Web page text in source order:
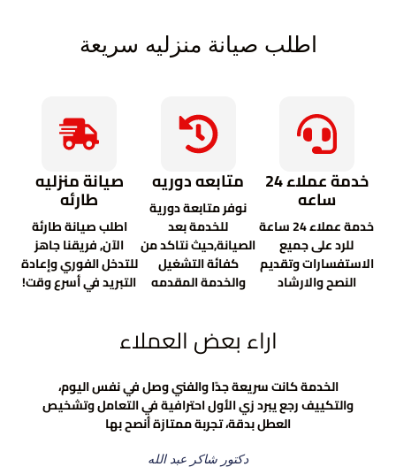
اطلب صيانة منزليه سريعة
خدمة عملاء 24
ساعه
خدمة عملاء 24 ساعة
للرد على جميع
الاستفسارات وتقديم
النصح والارشاد
متابعه دوريه
نوفر متابعة دورية
للخدمة بعد
الصيانة,حيث نتاكد من
كفائة التشغيل
والخدمة المقدمه
صيانة منزليه
طارئه
اطلب صيانة طارئة
الآن, فريقنا جاهز
للتدخل الفوري وإعادة
التبريد في أسرع وقت!
اراء بعض العملاء
الخدمة كانت سريعة جدًا والفني وصل في نفس اليوم،
والتكييف رجع يبرد زي الأول احترافية في التعامل وتشخيص
العطل بدقة، تجربة ممتازة أنصح بها
دكتور شاكر عبد الله